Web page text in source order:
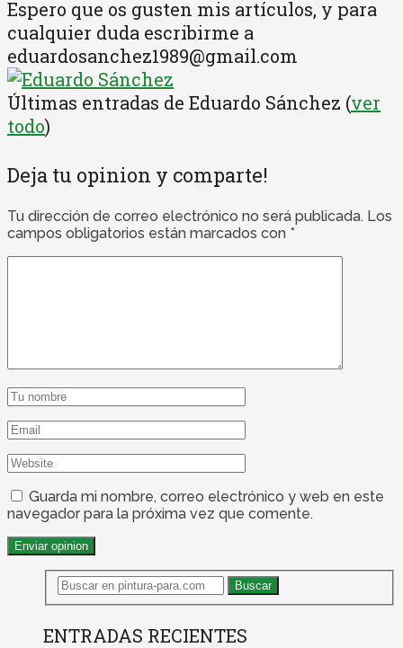
Espero que os gusten mis artículos, y para
cualquier duda escribirme a
eduardosanchez1989@gmail.com
Últimas entradas de Eduardo Sánchez (ver
todo)
Deja tu opinion y comparte!
Tu dirección de correo electrónico no será publicada. Los
campos obligatorios están marcados con *
Guarda mi nombre, correo electrónico y web en este
navegador para la próxima vez que comente.
ENTRADAS RECIENTES